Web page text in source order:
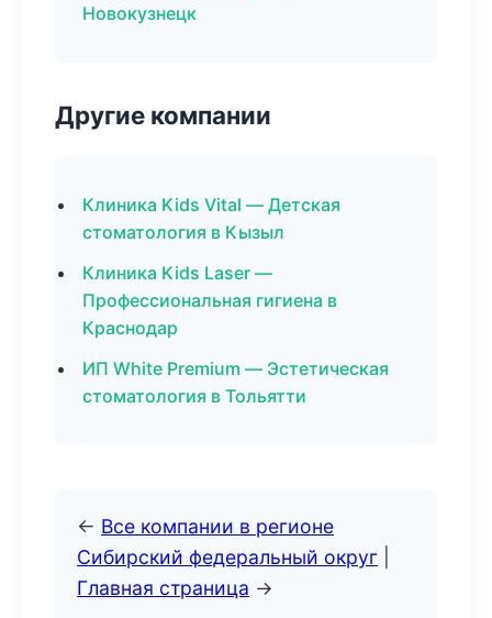
Новокузнецк
Другие компании
Клиника Kids Vital — Детская
стоматология в Кызыл
Клиника Kids Laser —
Профессиональная гигиена в
Краснодар
ИП White Premium — Эстетическая
стоматология в Тольятти
← Все компании в регионе
Сибирский федеральный округ
Главная страница →